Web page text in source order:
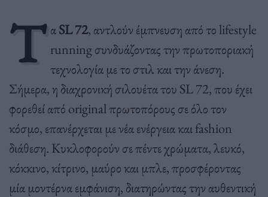
Τ αSL 72, αντλούν έμπνευση από το lifestyle
running συνδυάζοντας την πρωτοποριακή
τεχνολογία με το στιλ και την άνεση.
Σήμερα, η διαχρονική σιλουέτα του SL 72, που έχει
φορεθεί από original πρωτοπόρους σε όλο τον
κόσμο, επανέρχεται με νέα ενέργεια και fashion
διάθεση. Κυκλοφορούν σε πέντε χρώματα, λευκό,
κόκκινο, κίτρινο, μαύρο και μπλε, προσφέροντας
μία μοντέρνα εμφάνιση, διατηρώντας την αυθεντική